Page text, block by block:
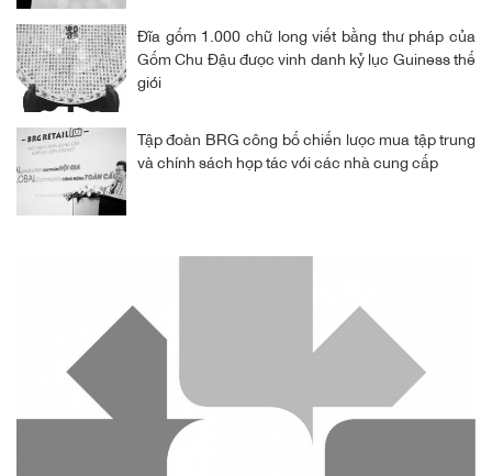
Đĩa gốm 1.000 chữ long viết bằng thư pháp của
Gốm Chu Đậu được vinh danh kỷ lục Guiness thế
giới
Tập đoàn BRG công bố chiến lược mua tập trung
và chính sách hợp tác với các nhà cung cấp